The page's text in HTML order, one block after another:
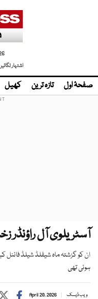
اشتہار
صفحۂ اول تازہ ترین کھیل
آسٹریلوی آل راؤنڈر زخمی،
ان کو گزشتہ ماہ شیفلڈ شیلڈ
ہوئی تھی
ویب ڈیسک April 20, 2026